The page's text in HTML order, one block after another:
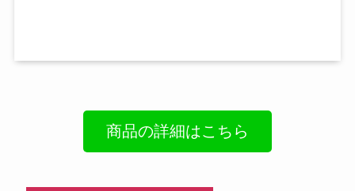
商品の詳細はこちら